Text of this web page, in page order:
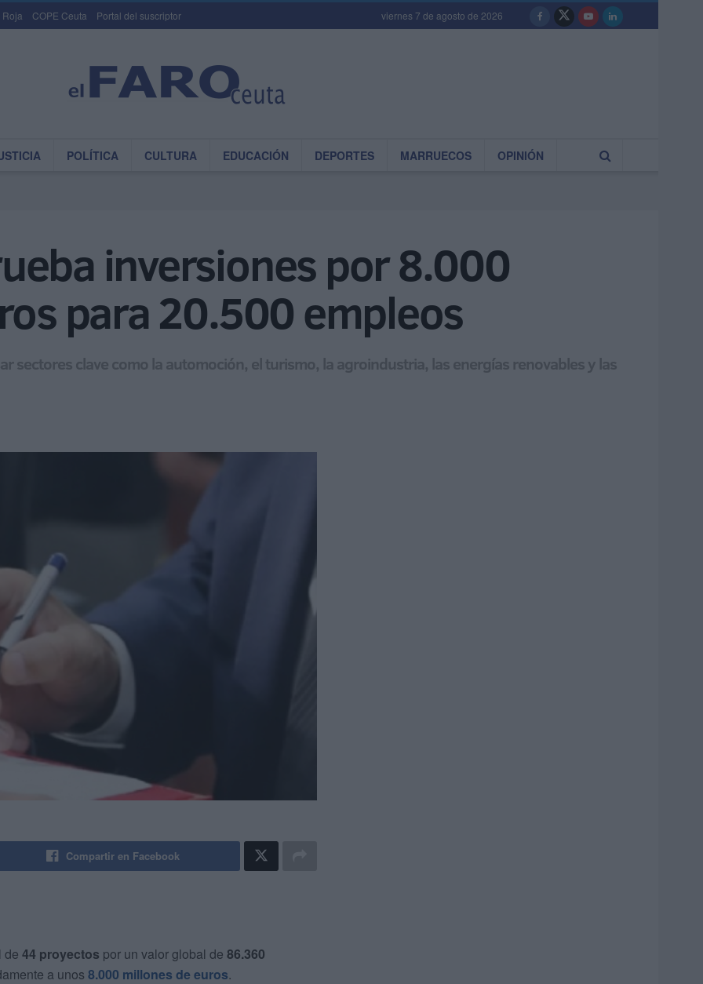
Roja COPE Ceuta Portal del suscriptor viernes 7 de agosto de 2026
POLÍTICA CULTURA EDUCACIÓN DEPORTES MARRUECOS OPINIÓN
inversiones por 8.000
para 20.500 empleos
sectores clave como la automoción, el turismo, la agroindustria, las energías renovables y las
Compartir en Facebook
de 44 proyectos por un valor global de 86.360
a unos 8.000 millones de euros.